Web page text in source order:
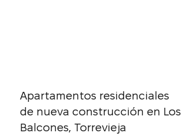
Apartamentos residenciales
de nueva construcción en Los
Balcones, Torrevieja